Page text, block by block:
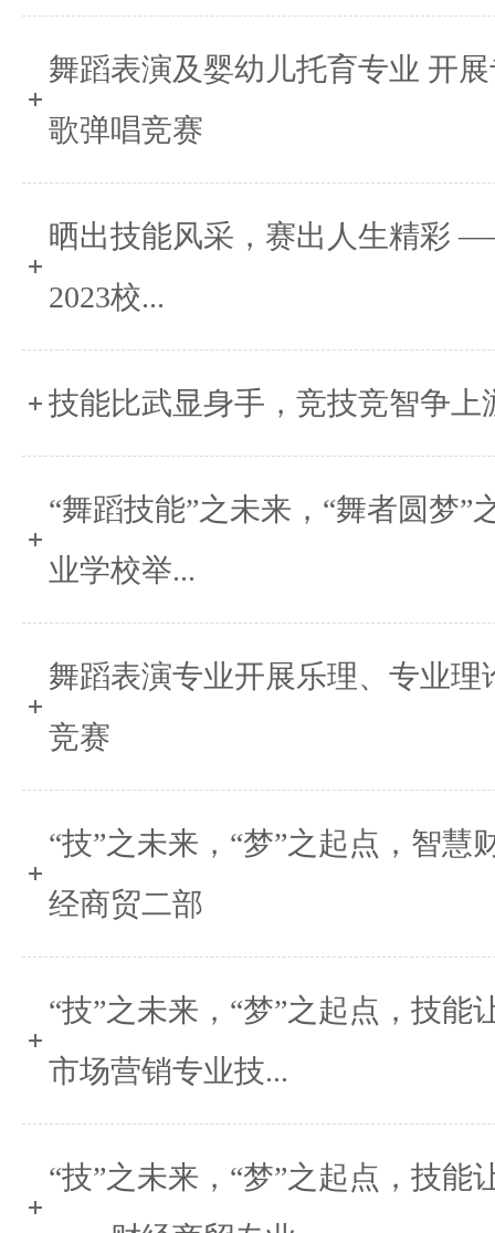
舞蹈表演及婴幼儿托育专业 开
歌弹唱竞赛
晒出技能风采，赛出人生精彩
2023校...
技能比武显身手，竞技竞智争上
“舞蹈技能”之未来，“舞者圆梦”
业学校举...
舞蹈表演专业开展乐理、专业理
竞赛
“技”之未来，“梦”之起点，智
经商贸二部
“技”之未来，“梦”之起点，技
市场营销专业技...
“技”之未来，“梦”之起点，技能